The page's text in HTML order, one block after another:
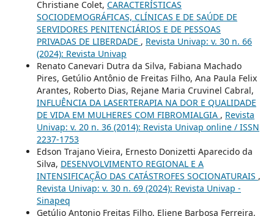
Christiane Colet, CARACTERÍSTICAS
SOCIODEMOGRÁFICAS, CLÍNICAS E DE SAÚDE DE
SERVIDORES PENITENCIÁRIOS E DE PESSOAS
PRIVADAS DE LIBERDADE , Revista Univap: v. 30 n. 66
(2024): Revista Univap
Renato Canevari Dutra da Silva, Fabiana Machado
Pires, Getúlio Antônio de Freitas Filho, Ana Paula Felix
Arantes, Roberto Dias, Rejane Maria Cruvinel Cabral,
INFLUÊNCIA DA LASERTERAPIA NA DOR E QUALIDADE
DE VIDA EM MULHERES COM FIBROMIALGIA , Revista
Univap: v. 20 n. 36 (2014): Revista Univap online / ISSN
2237-1753
Edson Trajano Vieira, Ernesto Donizetti Aparecido da
Silva, DESENVOLVIMENTO REGIONAL E A
INTENSIFICAÇÃO DAS CATÁSTROFES SOCIONATURAIS ,
Revista Univap: v. 30 n. 69 (2024): Revista Univap -
Sinapeq
Getúlio Antonio Freitas Filho, Eliene Barbosa Ferreira,